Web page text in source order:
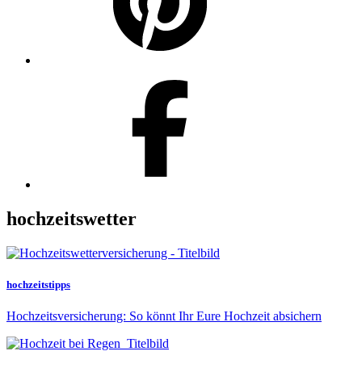
hochzeitswetter
hochzeitstipps
Hochzeitsversicherung: So könnt Ihr Eure Hochzeit absichern